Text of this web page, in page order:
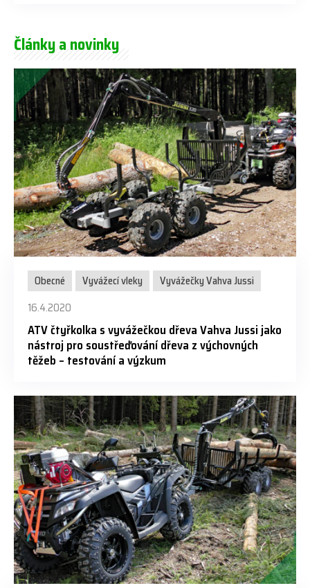
Články a novinky
Obecné Vyvážecí vleky
Vyvážečky Vahva Jussi
16.4.2020
ATV čtyřkolka s vyvážečkou dřeva Vahva Jussi jako
nástroj pro soustřeďování dřeva z výchovných
těžeb – testování a výzkum